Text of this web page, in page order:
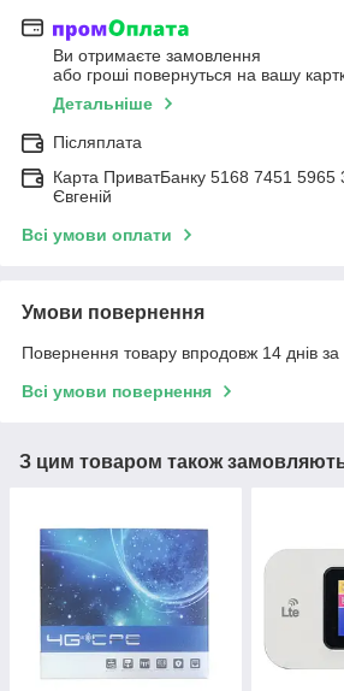
Ви отримаєте замовлення
або гроші повернуться на вашу
Детальніше
Післяплата
Карта ПриватБанку 5168 7451 5965
Євгеній
Всі умови оплати
Умови повернення
Повернення товару впродовж 14 днів за
Всі умови повернення
З цим товаром також